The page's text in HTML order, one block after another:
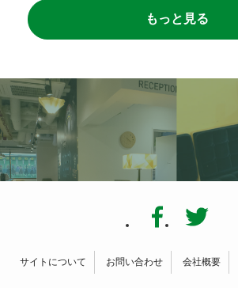
もっと見る
サイトについて お問い合わせ 会社概要